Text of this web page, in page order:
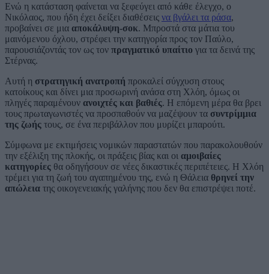
Ενώ η κατάσταση φαίνεται να ξεφεύγει από κάθε έλεγχο, ο
Νικόλαος, που ήδη έχει δείξει διαθέσεις να βγάλει τα ράσα,
προβαίνει σε μια αποκάλυψη-σοκ. Μπροστά στα μάτια του
μαινόμενου όχλου, στρέφει την κατηγορία προς τον Παύλο,
παρουσιάζοντάς τον ως τον πραγματικό υπαίτιο για τα δεινά της
Στέρνας.
Αυτή η στρατηγική ανατροπή προκαλεί σύγχυση στους
κατοίκους και δίνει μια προσωρινή ανάσα στη Χλόη, όμως οι
πληγές παραμένουν ανοιχτές και βαθιές. Η επόμενη μέρα θα βρει
τους πρωταγωνιστές να προσπαθούν να μαζέψουν τα συντρίμμια
της ζωής τους, σε ένα περιβάλλον που μυρίζει μπαρούτι.
Σύμφωνα με εκτιμήσεις νομικών παραστατών που παρακολουθούν
την εξέλιξη της πλοκής, οι πράξεις βίας και οι αμοιβαίες
κατηγορίες θα οδηγήσουν σε νέες δικαστικές περιπέτειες. Η Χλόη
τρέμει για τη ζωή του αγαπημένου της, ενώ η Θάλεια θρηνεί την
απώλεια της οικογενειακής γαλήνης που δεν θα επιστρέψει ποτέ.